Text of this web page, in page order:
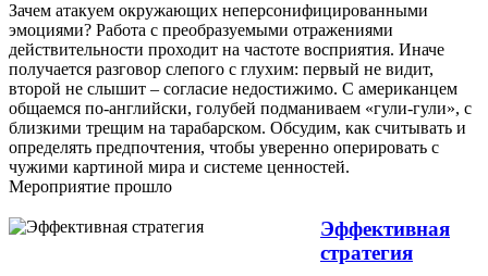
Зачем атакуем окружающих неперсонифицированными
эмоциями? Работа с преобразуемыми отражениями
действительности проходит на частоте восприятия. Иначе
получается разговор слепого с глухим: первый не видит,
второй не слышит – согласие недостижимо. С американцем
общаемся по-английски, голубей подманиваем «гули-гули», с
близкими трещим на тарабарском. Обсудим, как считывать и
определять предпочтения, чтобы уверенно оперировать с
чужими картиной мира и системе ценностей.
Мероприятие прошло
Эффективная
стратегия